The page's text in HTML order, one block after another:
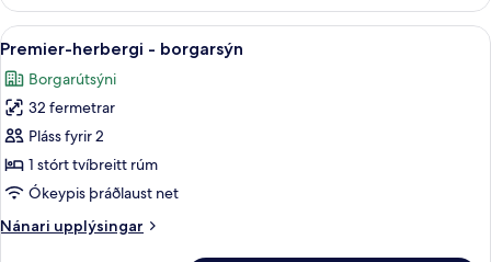
-
borgarsýn
(Style)
Skoða
allar
myndir
fyrir
Premier-
herbergi
-
Premier-herbergi - borgarsýn |
10
Premier-herbergi - borgarsýn
Borgarútsýni
32 fermetrar
Pláss fyrir 2
1 stórt tvíbreitt rúm
Ókeypis þráðlaust net
Nánari upplýsingar
Nánari